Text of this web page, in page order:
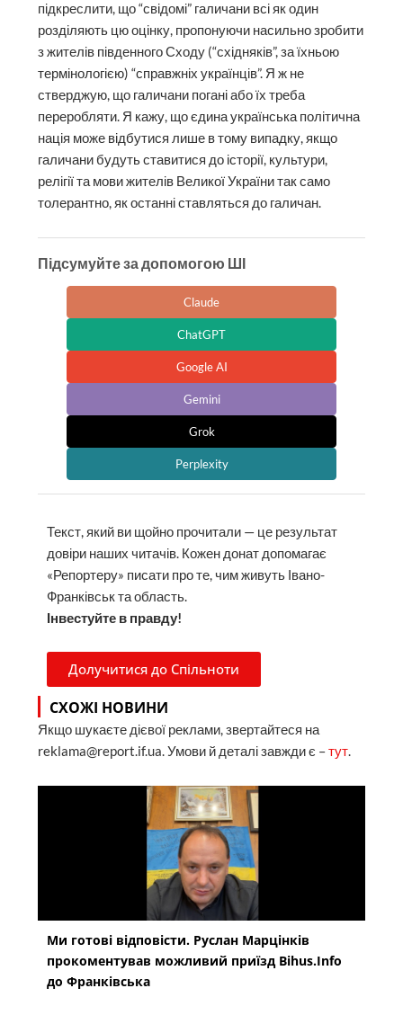
підкреслити, що “свідомі” галичани всі як один
розділяють цю оцінку, пропонуючи насильно зробити
з жителів південного Сходу (“східняків”, за їхньою
термінологією) “справжніх українців”. Я ж не
стверджую, що галичани погані або їх треба
переробляти. Я кажу, що єдина українська політична
нація може відбутися лише в тому випадку, якщо
галичани будуть ставитися до історії, культури,
релігії та мови жителів Великої України так само
толерантно, як останні ставляться до галичан.
Підсумуйте за допомогою ШІ
Claude
ChatGPT
Google AI
Gemini
Grok
Perplexity
Текст, який ви щойно прочитали — це результат
довіри наших читачів. Кожен донат допомагає
«Репортеру» писати про те, чим живуть Івано-
Франківськ та область.
Інвестуйте в правду!
Долучитися до Спільноти
СХОЖІ НОВИНИ
Якщо шукаєте дієвої реклами, звертайтеся на
reklama@report.if.ua. Умови й деталі завжди є –тут.
Ми готові відповісти. Руслан Марцінків
прокоментував можливий приїзд Bihus.Info
до Франківська